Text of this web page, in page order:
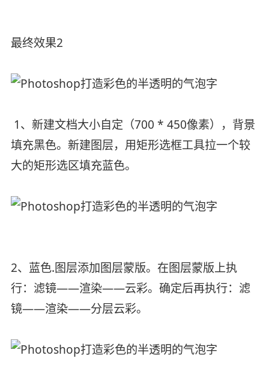
最终效果2
1、新建文档大小自定（700 * 450像素），背景
填充黑色。新建图层，用矩形选框工具拉一个较
大的矩形选区填充蓝色。
2、蓝色.图层添加图层蒙版。在图层蒙版上执
行：滤镜——渲染——云彩。确定后再执行：滤
镜——渲染——分层云彩。